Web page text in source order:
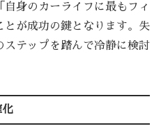
身のカーライフに最もフィ
とが成功の鍵となります。失
ステップを踏んで冷静に検討
化